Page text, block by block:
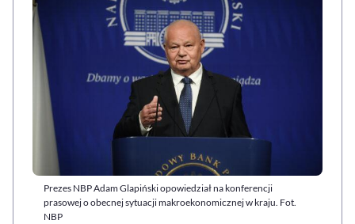
Prezes NBP Adam Glapiński opowiedział na konferencji
prasowej o obecnej sytuacji makroekonomicznej w kraju. Fot.
NBP